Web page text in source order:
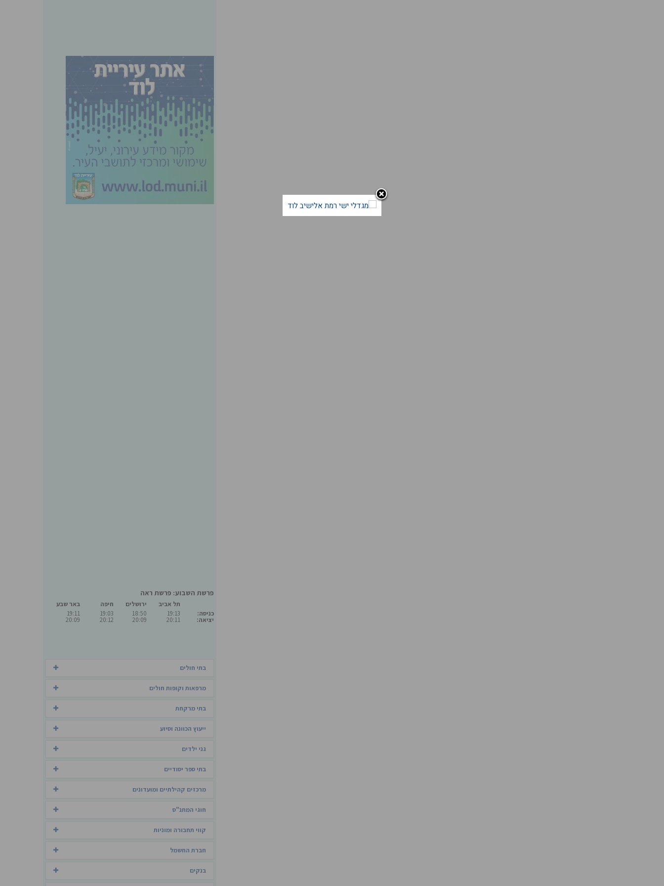
פרשת השבוע: פרשת ראה
כניסה:
יציאה:
תל אביב
19:13
20:11
ירושלים
18:50
20:09
חיפה
19:03
20:12
באר שבע
19:11
20:09
בתי חולים
מרפאות וקופות חולים
בתי מרקחת
ייעוץ הכוונה וסיוע
גני ילדים
בתי ספר יסודיים
מרכזים קהילתיים ומועדונים
חוגי המתנ"ס
קווי תחבורה ומוניות
חברת החשמל
בנקים